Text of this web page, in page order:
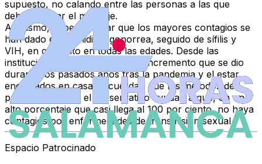
supuesto, no calando entre las personas a las que
debería llegar el mensaje.
Asimismo, cabe destacar que los mayores contagios se
han dado en clamidia y gonorrea, seguido de sífilis y
VIH, en conjunto en todas las edades. Desde las
instituciones públicas, y ante el incremento que se dio
durante los pasados años tras la pandemia y el estar
encerrados en casa, recuerdan que los métodos de
protección como el preservativo ayudan a que, en un
alto porcentaje que casi llega al 100 por ciento,no haya
contagios por enfermedades de transmisión sexual.
Espacio Patrocinado